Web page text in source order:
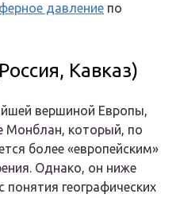
давление по
Кавказ)
вершиной Европы,
Монблан, который, по
более «европейским»
Однако, он ниже
географических